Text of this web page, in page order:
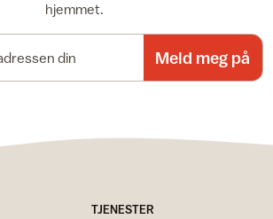
hjemmet.
Meld meg på
TJENESTER